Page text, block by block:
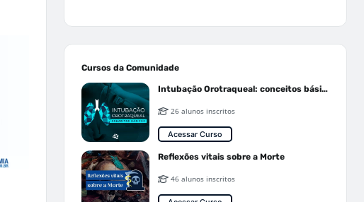
Cursos da Comunidade
Intubação Orotraqueal: conceitos básicos
26 alunos inscritos
Acessar Curso
Reflexões vitais sobre a Morte
46 alunos inscritos